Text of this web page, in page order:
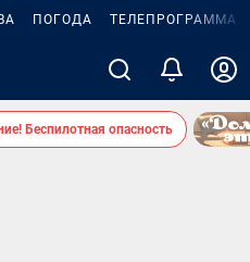
ПОГОДА ТЕЛЕПРОГРАММА
Беспилотная опасность